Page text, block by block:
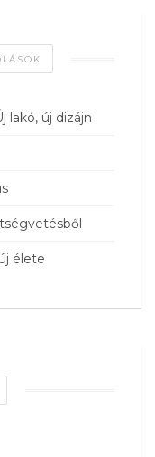
lakó, új dizájn
élete